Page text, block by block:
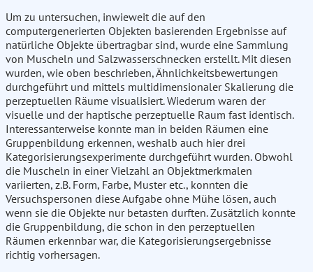
Um zu untersuchen, inwieweit die auf den
computergenerierten Objekten basierenden Ergebnisse auf
natürliche Objekte übertragbar sind, wurde eine Sammlung
von Muscheln und Salzwasserschnecken erstellt. Mit diesen
wurden, wie oben beschrieben, Ähnlichkeitsbewertungen
durchgeführt und mittels multidimensionaler Skalierung die
perzeptuellen Räume visualisiert. Wiederum waren der
visuelle und der haptische perzeptuelle Raum fast identisch.
Interessanterweise konnte man in beiden Räumen eine
Gruppenbildung erkennen, weshalb auch hier drei
Kategorisierungsexperimente durchgeführt wurden. Obwohl
die Muscheln in einer Vielzahl an Objektmerkmalen
variierten, z.B. Form, Farbe, Muster etc., konnten die
Versuchspersonen diese Aufgabe ohne Mühe lösen, auch
wenn sie die Objekte nur betasten durften. Zusätzlich konnte
die Gruppenbildung, die schon in den perzeptuellen
Räumen erkennbar war, die Kategorisierungsergebnisse
richtig vorhersagen.